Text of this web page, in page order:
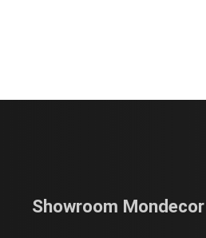
Showroom Mondecor